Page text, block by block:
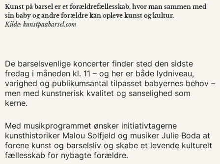
Kunst på barsel er et forældrefællesskab, hvor man sammen med
sin baby og andre forældre kan opleve kunst og kultur.
Kilde: kunstpaabarsel.com
De barselsvenlige koncerter finder sted den sidste
fredag i måneden kl. 11 – og her er både lydniveau,
varighed og publikumsantal tilpasset babyernes behov –
men med kunstnerisk kvalitet og sanselighed som
kerne.
Med musikprogrammet ønsker initiativtagerne
kunsthistoriker Malou Solfjeld og musiker Julie Boda at
forene kunst og barselsliv og skabe et levende kulturelt
fællesskab for nybagte forældre.